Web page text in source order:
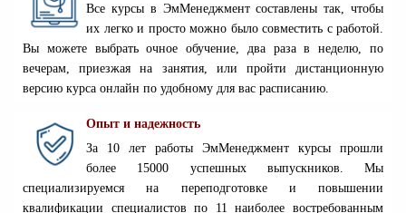
Все курсы в ЭмМенеджмент составлены так, чтобы
их легко и просто можно было совместить с работой.
Вы можете выбрать очное обучение, два раза в неделю, по
вечерам, приезжая на занятия, или пройти дистанционную
версию курса онлайн по удобному для вас расписанию.
Опыт и надежность
За 10 лет работы ЭмМенеджмент курсы прошли
более 15000 успешных выпускников. Мы
специализируемся на переподготовке и повышении
квалификации специалистов по 11 наиболее востребованным